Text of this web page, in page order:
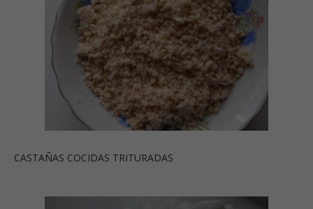
CASTAÑAS COCIDAS TRITURADAS